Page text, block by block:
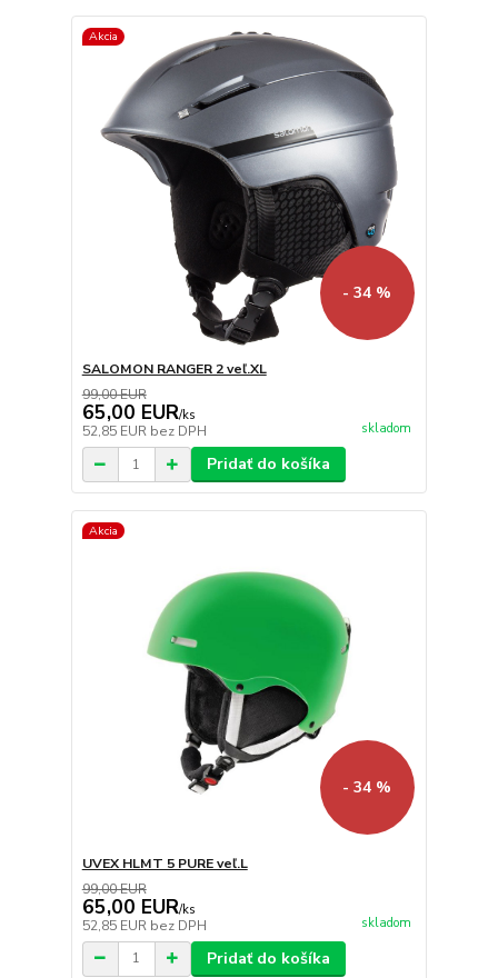
Akcia
- 34 %
SALOMON RANGER 2 veľ.XL
99,00 EUR
65,00 EUR/ks
52,85 EUR bez DPH skladom
Pridať do košíka
Akcia
- 34 %
UVEX HLMT 5 PURE veľ.L
99,00 EUR
65,00 EUR/ks
52,85 EUR bez DPH skladom
Pridať do košíka